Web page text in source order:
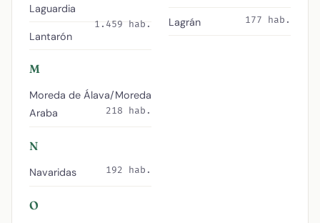
Laguardia
1.459 hab.
Lantarón
Lagrán 177 hab.
M
Moreda de Álava/Moreda
Araba
218 hab.
N
Navaridas 192 hab.
O